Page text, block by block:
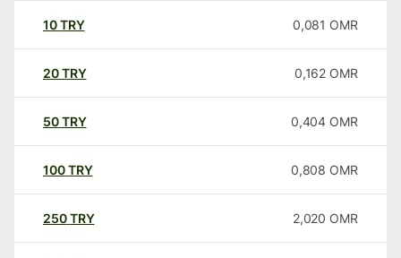
10TRY 0,081 OMR
20TRY 0,162 OMR
50TRY 0,404 OMR
100TRY 0,808 OMR
250TRY 2,020 OMR